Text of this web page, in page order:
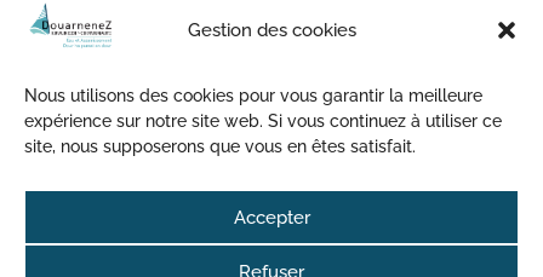
Gestion des cookies
Nous utilisons des cookies pour vous garantir la meilleure
expérience sur notre site web. Si vous continuez à utiliser ce
site, nous supposerons que vous en êtes satisfait.
Accepter
Refuser
Suivez-nous sur les réseaux sociaux
S'abonner à la newsletter
Mentions légales |
des cookies|Notice d’information générale RGDP